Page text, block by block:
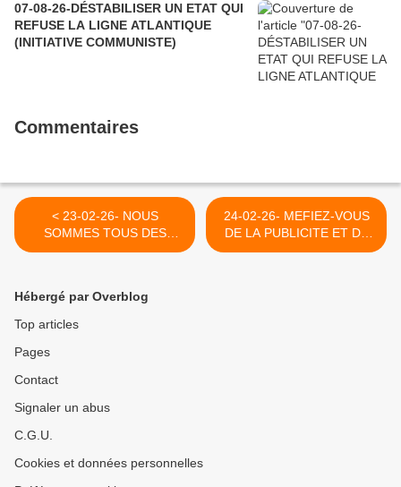
07-08-26-DÉSTABILISER UN ETAT QUI
REFUSE LA LIGNE ATLANTIQUE
(INITIATIVE COMMUNISTE)
Commentaires
< 23-02-26- NOUS
SOMMES TOUS DES
ASSASSINS (PARU EN CE
24-02-26- MEFIEZ-VOUS
DE LA PUBLICITE ET DE
LA PROPAGANDE
Hébergé par Overblog
Top articles
Pages
Contact
Signaler un abus
C.G.U.
Cookies et données personnelles